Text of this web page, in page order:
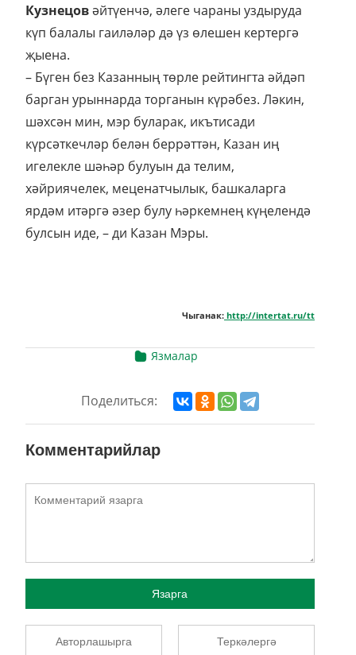
Кузнецовәйтүенчә, әлеге чараны уздыруда
күп балалы гаиләләр дә үз өлешен кертергә
җыена.
– Бүген без Казанның төрле рейтингта әйдәп
барган урыннарда торганын күрәбез. Ләкин,
шәхсән мин, мэр буларак, икътисади
күрсәткечләр белән беррәттән, Казан иң
игелекле шәһәр булуын да телим,
хәйриячелек, меценатчылык, башкаларга
ярдәм итәргә әзер булу һәркемнең күңелендә
булсын иде, – ди Казан Мэры.
Чыганак: http://intertat.ru/tt
Язмалар
Поделиться:
Комментарийлар
Язарга
Авторлашырга Теркәлергә